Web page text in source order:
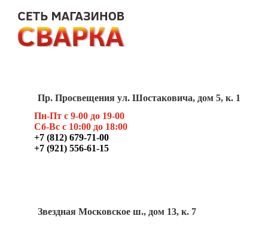
Пр. Просвещения ул. Шостаковича, дом 5, к. 1
Пн-Пт с 9-00 до 19-00
Сб-Вс с 10:00 до 18:00
+7 (812) 679-71-00
+7 (921) 556-61-15
Звездная Московское ш., дом 13, к. 7